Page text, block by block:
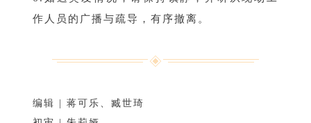
作人员的广播与疏导，有序撤离。
编辑 | 蒋可乐、臧世琦